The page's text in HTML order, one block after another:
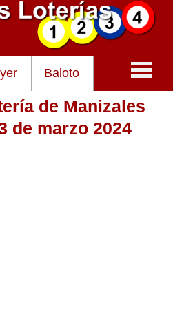
Baloto
de Manizales
de marzo 2024